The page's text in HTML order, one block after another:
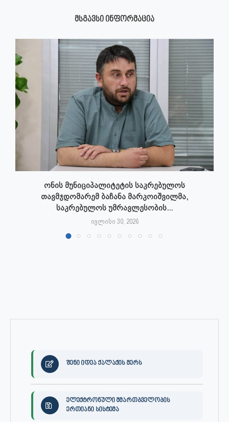
ᲛᲡᲒᲐᲕᲡᲘ ᲘᲜᲤᲝᲠᲛᲐᲪᲘᲐ
ონის მუნიციპალიტეტის საკრებულოს
თავმჯდომარემ ბაჩანა მარკოიშვილმა,
საკრებულოს უმრავლესობის...
ივლისი 30, 2026
შენი იდეა ქალაქის მერს
ელექტრონული მმართბველობის
ერთიანი სისტემა